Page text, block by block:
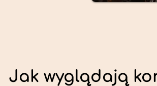
Jak wyglądają